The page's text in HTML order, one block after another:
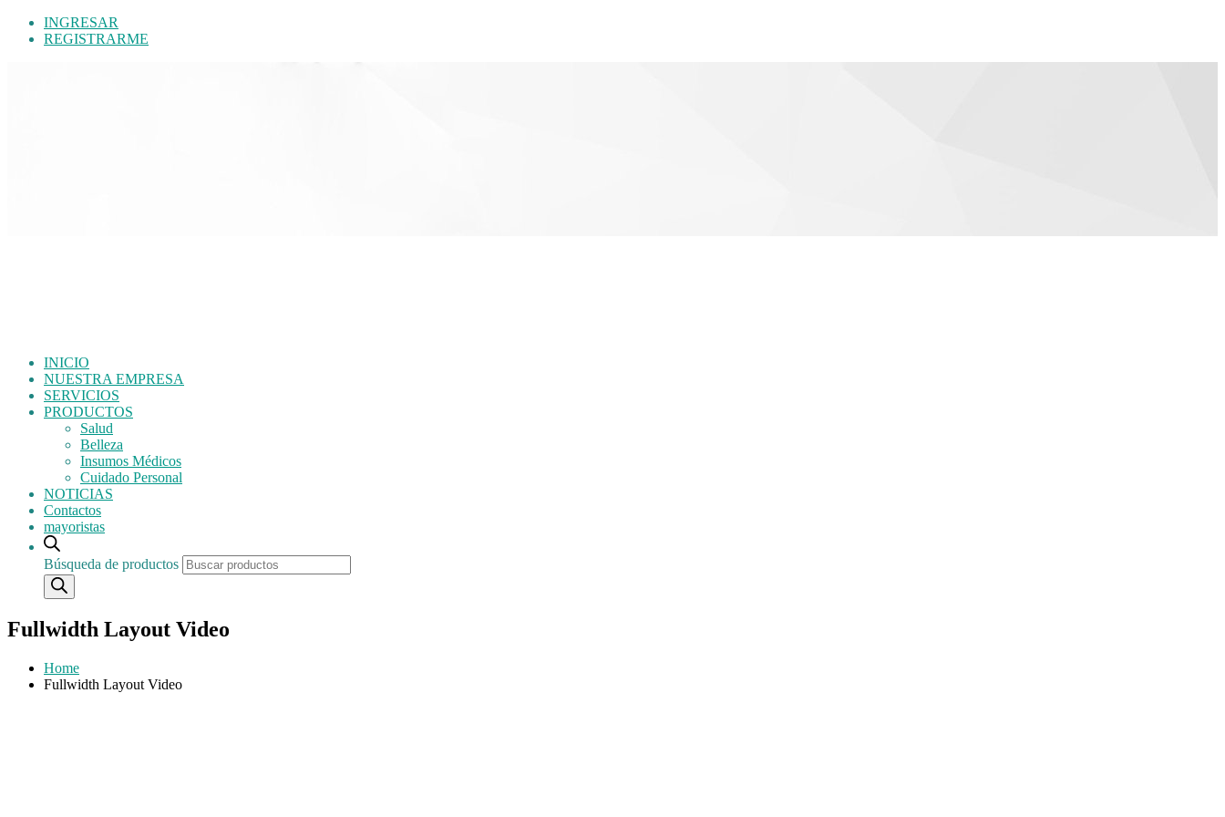
INGRESAR
REGISTRARME
INICIO
NUESTRA EMPRESA
SERVICIOS
PRODUCTOS
Salud
Belleza
Insumos Médicos
Cuidado Personal
NOTICIAS
Contactos
mayoristas
Búsqueda de productos
Fullwidth Layout Video
Home
Fullwidth Layout Video